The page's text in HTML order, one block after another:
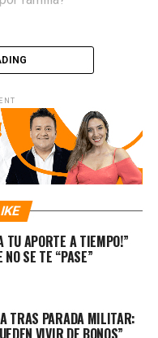
¿CUÁNDO VOTAR
TU APORTE A TIEMPO!”
NO SE TE “PASE”
TRAS PARADA MILITAR: